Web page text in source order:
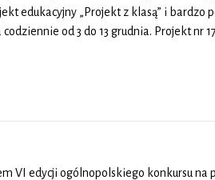
edukacyjny „Projekt z klasą” i bardzo
codziennie od 3 do 13 grudnia. Projekt nr
VI edycji ogólnopolskiego konkursu na